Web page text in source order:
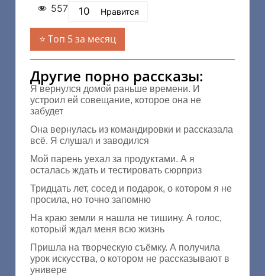
557 10 Нравится
Топ 5 за месяц
Другие порно рассказы:
Я вернулся домой раньше времени. И
устроил ей совещание, которое она не
забудет
Она вернулась из командировки и рассказала
всё. Я слушал и заводился
Мой парень уехал за продуктами. А я
осталась ждать и тестировать сюрприз
Тридцать лет, сосед и подарок, о котором я не
просила, но точно запомню
На краю земли я нашла не тишину. А голос,
который ждал меня всю жизнь
Пришла на творческую съёмку. А получила
урок искусства, о котором не рассказывают в
универе